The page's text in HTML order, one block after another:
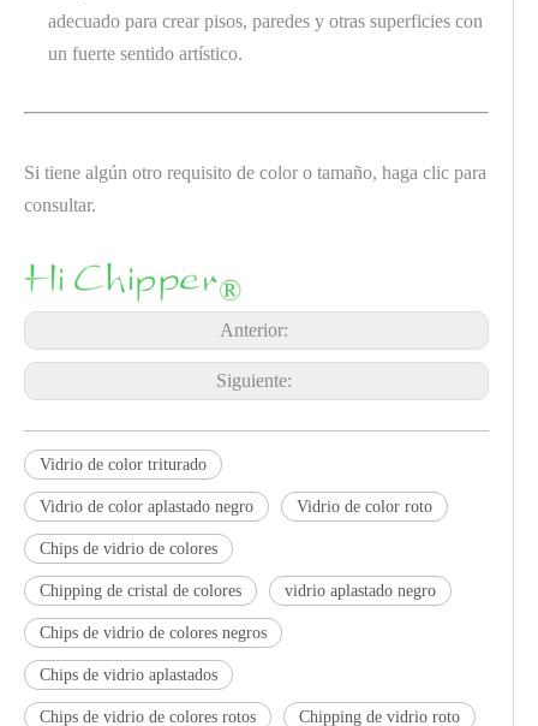
adecuado para crear pisos, paredes y otras superficies con
un fuerte sentido artístico.
Si tiene algún otro requisito de color o tamaño, haga clic para
consultar.
Anterior:
Siguiente:
Vidrio de color triturado
Vidrio de color aplastado negro Vidrio de color roto
Chips de vidrio de colores
Chipping de cristal de colores vidrio aplastado negro
Chips de vidrio de colores negros
Chips de vidrio aplastados
Chips de vidrio de colores rotos Chipping de vidrio roto